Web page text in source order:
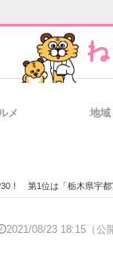
メ 地域
！ 第1位は「栃木県宇都
2021/08/23 18:15（公